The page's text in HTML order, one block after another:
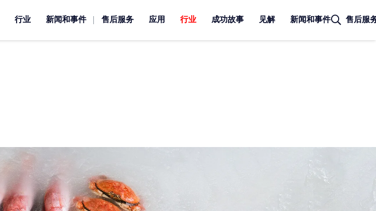
行业 新闻和事件 售后服务 应用 行业 成功故事 见解 新闻和事件 售后服